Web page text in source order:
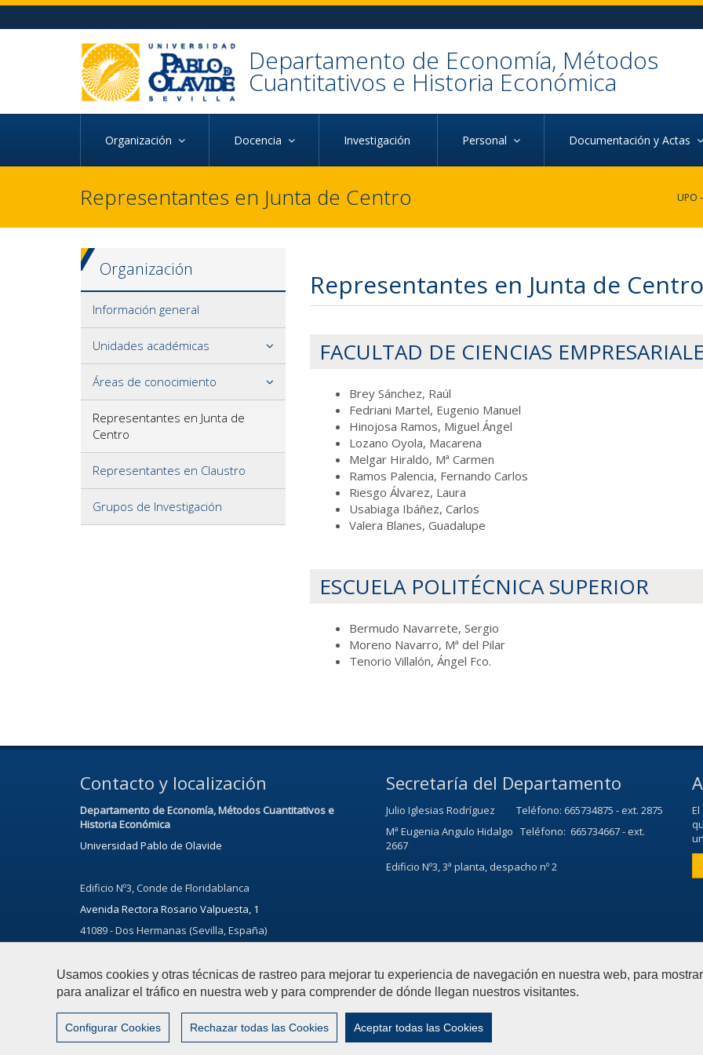
Usamos cookies y otras técnicas de rastreo para mejorar tu experiencia de navegación en nuestra web, para
para analizar el tráfico en nuestra web y para comprender de dónde llegan nuestros visitantes.
Configurar Cookies Rechazar todas las Cookies Aceptar todas las Cookies
Ir al contenido principal de la página (alt + s)
Ir al pie de la página (alt + p)
Ir al menú principal (alt + u)
Departamento de Economía, Métodos
Cuantitativos e Historia Económica
Organización Docencia Investigación Personal Documentación y Actas
Representantes en Junta de Centro
Organización
Información general
Unidades académicas
Áreas de conocimiento
Representantes en Junta de
Centro
Representantes en Claustro
Grupos de Investigación
Representantes en Junta de Centro
FACULTAD DE CIENCIAS
Brey Sánchez, Raúl
Fedriani Martel, Eugenio Manuel
Hinojosa Ramos, Miguel Ángel
Lozano Oyola, Macarena
Melgar Hiraldo, Mª Carmen
Ramos Palencia, Fernando Carlos
Riesgo Álvarez, Laura
Usabiaga Ibáñez, Carlos
Valera Blanes, Guadalupe
ESCUELA POLITÉCNICA SUPERIOR
Bermudo Navarrete, Sergio
Moreno Navarro, Mª del Pilar
Tenorio Villalón, Ángel Fco.
Contacto y localización
Departamento de Economía, Métodos Cuantitativos e
Historia Económica
Universidad Pablo de Olavide
Edificio Nº3, Conde de Floridablanca
Avenida Rectora Rosario Valpuesta, 1
41089 - Dos Hermanas (Sevilla, España)
Secretaría del Departamento
Julio Iglesias Rodríguez Teléfono: 665734875 - ext. 2875
Mª Eugenia Angulo Hidalgo Teléfono: 665734667 - ext.
2667
Edificio Nº3, 3ª planta, despacho nº 2
© 2021 Universidad Pablo de Olavide - Departamento de Economía, Métodos Cuantitativos e Historia Económica
Configurar cookies